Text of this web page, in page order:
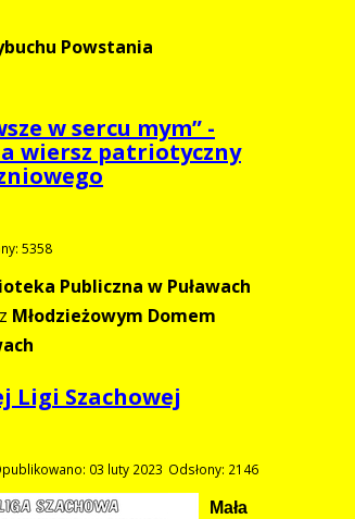
Powstania
w sercu mym” -
wiersz patriotyczny
5358
Publiczna w Puławach
Młodzieżowym Domem
Ligi Szachowej
03 luty 2023 Odsłony: 2146
Mała